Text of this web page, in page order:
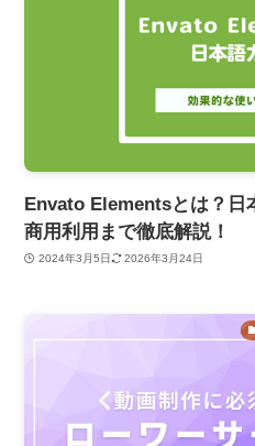
Envato Elementsとは？日
商用利用まで徹底解説！
2024年3月5日 2026年3月24日